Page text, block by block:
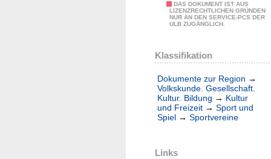
DAS DOKUMENT IST AUS
LIZENZRECHTLICHEN GRÜNDEN
NUR AN DEN SERVICE-PCS DER
ULB ZUGÄNGLICH.
Klassifikation
Dokumente zur Region →
Volkskunde. Gesellschaft.
Kultur. Bildung → Kultur
und Freizeit → Sport und
Spiel → Sportvereine
Links